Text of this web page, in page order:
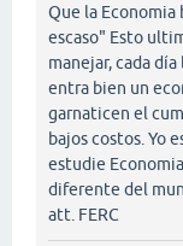
Que la Economia
escaso" Esto
manejar, cada
entra bien un
garnaticen el
bajos costos. Yo
estudie
diferente del
att. FERC